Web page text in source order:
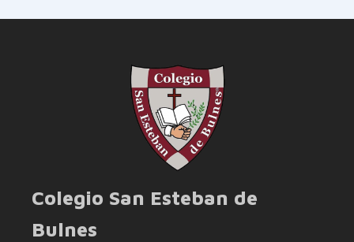
Colegio San Esteban de
Bulnes